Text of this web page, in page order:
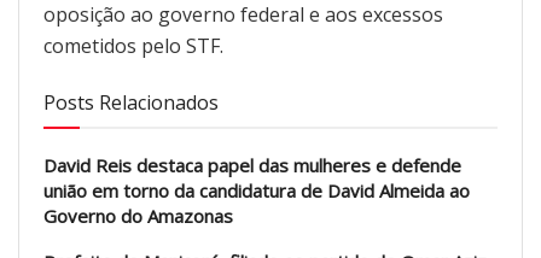
oposição ao governo federal e aos excessos
cometidos pelo STF.
Posts Relacionados
David Reis destaca papel das mulheres e defende
união em torno da candidatura de David Almeida ao
Governo do Amazonas